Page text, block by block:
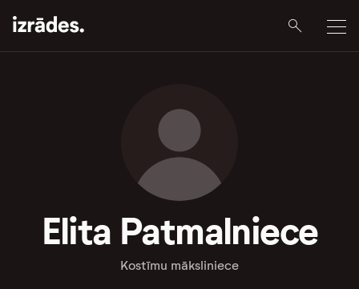
Elita Patmalniece
Kostīmu māksliniece